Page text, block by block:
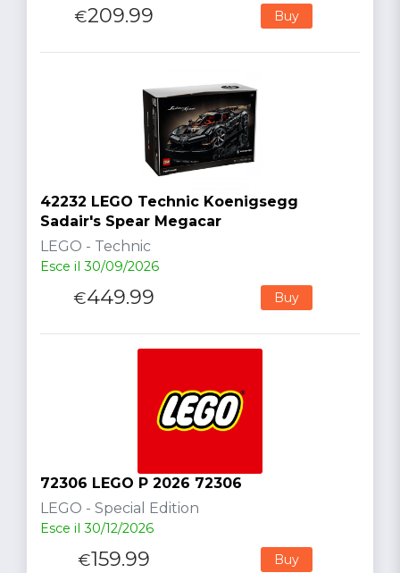
€209.99 Buy
42232 LEGO Technic Koenigsegg
Sadair's Spear Megacar
LEGO - Technic
Esce il 30/09/2026
€449.99 Buy
72306 LEGO P 2026 72306
LEGO - Special Edition
Esce il 30/12/2026
€159.99 Buy